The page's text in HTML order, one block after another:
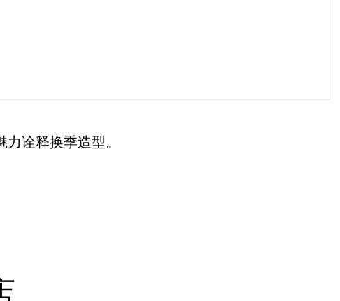
诠释换季造型。